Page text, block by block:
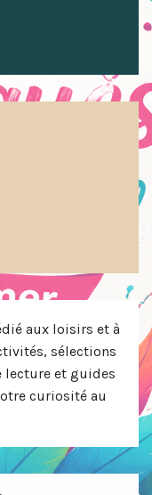
aux loisirs et à
sélections
lecture et guides
curiosité au